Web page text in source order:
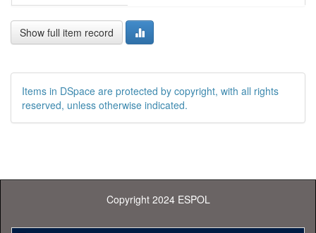
Show full item record
Items in DSpace are protected by copyright, with all rights
reserved, unless otherwise indicated.
Copyright 2024 ESPOL